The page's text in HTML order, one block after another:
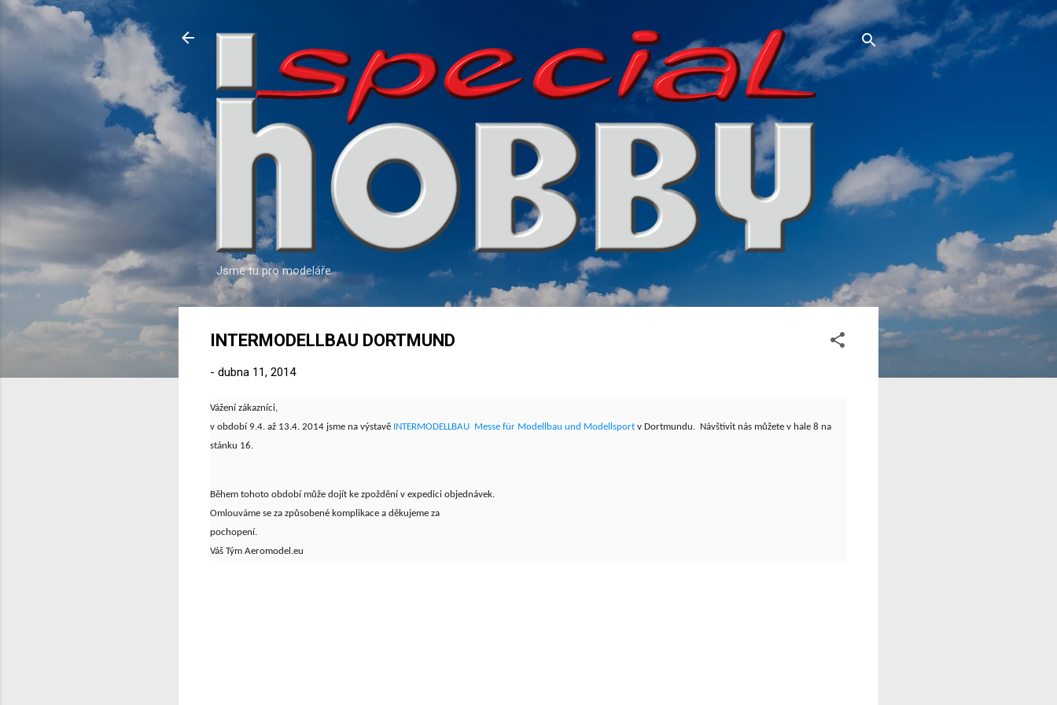
Jsme tu pro modeláře
INTERMODELLBAU DORTMUND
- dubna 11, 2014
Vážení zákazníci,
v období 9.4. až 13.4. 2014 jsme na výstavě
INTERMODELLBAU Messe für Modellbau und Modellsport v Dortmundu. Návštivit nás můžete v hale 8 na
stánku 16.
Během tohoto období může dojít ke zpoždění v expedici objednávek.
Omlouváme se za způsobené komplikace a děkujeme za
pochopení.
Váš Tým Aeromodel.eu